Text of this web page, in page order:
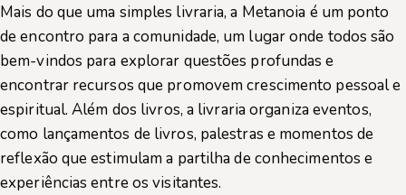
Mais do que uma simples livraria, a Metanoia é um ponto
de encontro para a comunidade, um lugar onde todos são
bem-vindos para explorar questões profundas e
encontrar recursos que promovem crescimento pessoal e
espiritual. Além dos livros, a livraria organiza eventos,
como lançamentos de livros, palestras e momentos de
reflexão que estimulam a partilha de conhecimentos e
experiências entre os visitantes.